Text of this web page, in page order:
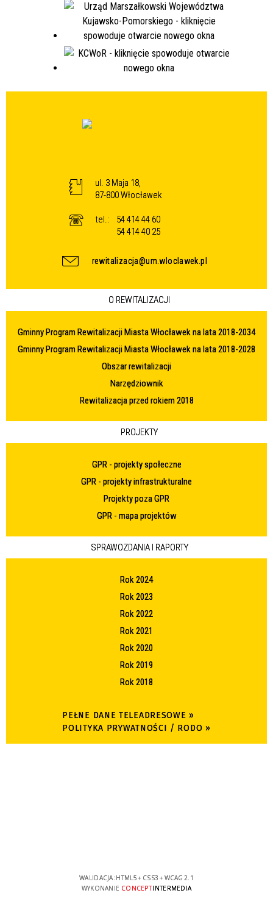
ul. 3 Maja 18,
87-800 Włocławek
tel.:
54 414 44 60
54 414 40 25
rewitalizacja@um.wloclawek.pl
O REWITALIZACJI
Gminny Program Rewitalizacji Miasta Włocławek na lata 2018-2034
Gminny Program Rewitalizacji Miasta Włocławek na lata 2018-2028
Obszar rewitalizacji
Narzędziownik
Rewitalizacja przed rokiem 2018
PROJEKTY
GPR - projekty społeczne
GPR - projekty infrastrukturalne
Projekty poza GPR
GPR - mapa projektów
SPRAWOZDANIA I RAPORTY
Rok 2024
Rok 2023
Rok 2022
Rok 2021
Rok 2020
Rok 2019
Rok 2018
PEŁNE DANE TELEADRESOWE »
POLITYKA PRYWATNOŚCI / RODO »
WALIDACJA: HTML5+ CSS3 + WCAG 2.1
WYKONANIE CONCEPTINTERMEDIA